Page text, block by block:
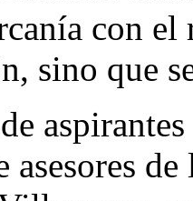
con
sino que
asesores